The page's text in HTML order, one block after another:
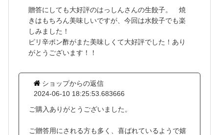
贈答にしても大好評のはっしんさんの生餃子。 焼
きはもちろん美味しいですが、今回は水餃子でも楽
しみました！
ピリ辛ポン酢がまた美味しくて大好評でした！あり
がとうございます！！
ショップからの返信
2024-06-10 18:25:53.683666
ご購入ありがとうございました。
ご贈答用にされる方も多く、喜ばれているようで嬉